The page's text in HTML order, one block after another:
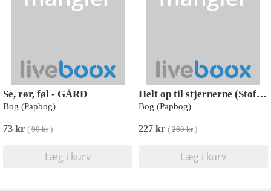
Se, rør, føl - GÅRD
Bog (Papbog)
73 kr ( 90 kr)
Læg i kurv
Helt op til stjernerne (Stofbog)
Bog (Papbog)
227 kr ( 260 kr)
Læg i kurv